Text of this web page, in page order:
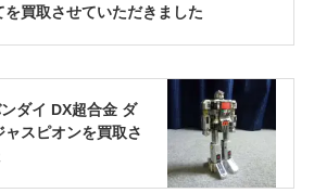
を買取させていただきました
ダイ DX超合金 ダ
スピオンを買取さ